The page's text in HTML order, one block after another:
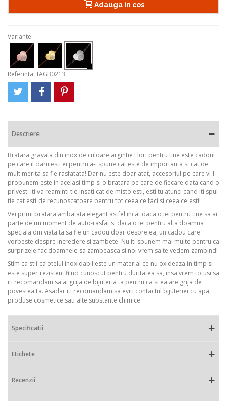
Adauga in cos
Variante
Referinta: IAGB0213
Descriere
Bratara gravata din inox de culoare argintie Flori pentru tine este cadoul
pe care il daruiesti ei pentru a-i spune cat este de importanta si cat de
mult merita sa fie rasfatata! Dar nu este doar atat, accesoriul pe care vi-l
propunem este in acelasi timp si o bratara pe care de fiecare data cand o
privesti iti va reaminti tie insati cat de misto esti, esti tu atunci cand iti spui
tie cat esti de recunoscatoare pentru tot ceea ce faci si ceea ce esti!
Vei primi bratara ambalata elegant astfel incat daca o iei pentru tine sa ai
parte de un moment de auto-rasfat si daca o iei pentru alta doamna
speciala din viata ta sa fie un cadou doar despre ea, un cadou care
vorbeste despre incredere si zambete. Nu iti spunem mai multe pentru ca
surprizele fac doamnele sa zambeasca si noi vrem sa te vedem zambind!
Stim ca stii ca otelul inoxidabil este un material ce nu oxideaza in timp si
este super rezistent fiind cunoscut pentru duritatea sa, insa vrem totusi sa
iti recomandam sa ai grija de bijuteria ta pentru ca si ea are grija de
povestea ta. Asadar iti recomandam sa eviti contactul bijuteriei cu apa,
produse cosmetice sau alte substante chimice.
Specificatii
Etichete
Recenzii